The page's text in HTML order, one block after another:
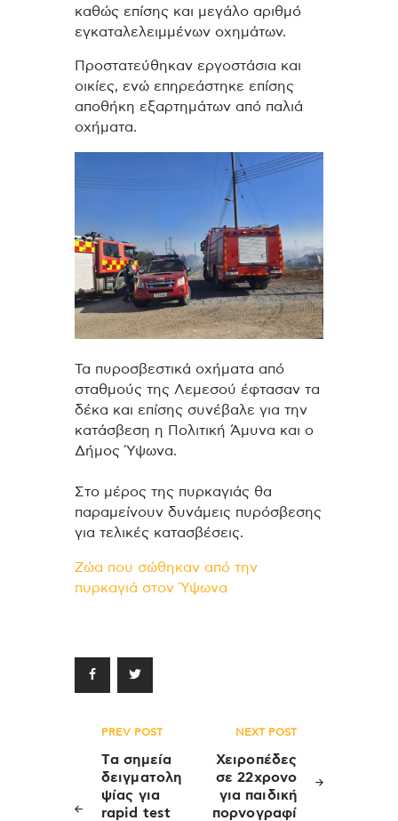
καθώς επίσης και μεγάλο αριθμό
εγκαταλελειμμένων οχημάτων.
Προστατεύθηκαν εργοστάσια και
οικίες, ενώ επηρεάστηκε επίσης
αποθήκη εξαρτημάτων από παλιά
οχήματα.
Τα πυροσβεστικά οχήματα από
σταθμούς της Λεμεσού έφτασαν τα
δέκα και επίσης συνέβαλε για την
κατάσβεση η Πολιτική Άμυνα και ο
Δήμος Ύψωνα.
Στο μέρος της πυρκαγιάς θα
παραμείνουν δυνάμεις πυρόσβεσης
για τελικές κατασβέσεις.
Ζώα που σώθηκαν από την
πυρκαγιά στον Ύψωνα
Πλοήγηση
άρθρων
PREV POST
Tα σημεία
δειγματολη
ψίας για
rapid test
NEXT POST
Χειροπέδες
σε 22χρονο
για παιδική
πορνογραφί